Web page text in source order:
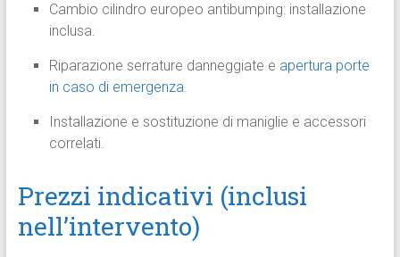
Cambio cilindro europeo antibumping: installazione
inclusa.
Riparazione serrature danneggiate e apertura porte
in caso di emergenza.
Installazione e sostituzione di maniglie e accessori
correlati.
Prezzi indicativi (inclusi
nell’intervento)